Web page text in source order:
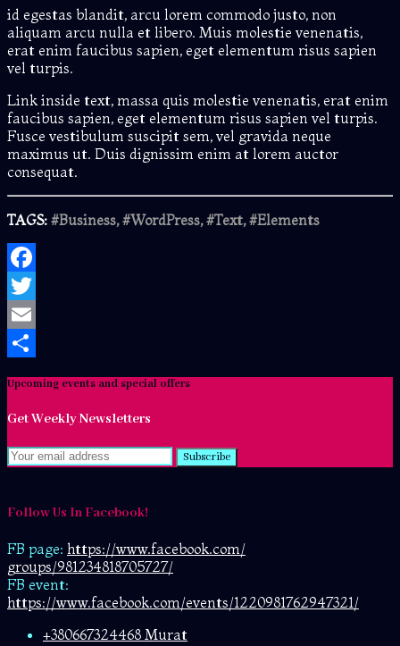
id egestas blandit, arcu lorem commodo justo, non
aliquam arcu nulla et libero. Muis molestie venenatis,
erat enim faucibus sapien, eget elementum risus sapien
vel turpis.
Link inside text, massa quis molestie venenatis, erat enim
faucibus sapien, eget elementum risus sapien vel turpis.
Fusce vestibulum suscipit sem, vel gravida neque
maximus ut. Duis dignissim enim at lorem auctor
consequat.
TAGS: #Business, #WordPress, #Text, #Elements
Facebook
Twitter
Email
Upcoming events and special offers
Get Weekly Newsletters
Subscribe
Follow Us In Facebook!
FB page: https://www.facebook.com/
groups/981234818705727/
FB event:
https://www.facebook.com/events/1220981762947321/
+380667324468 Murat